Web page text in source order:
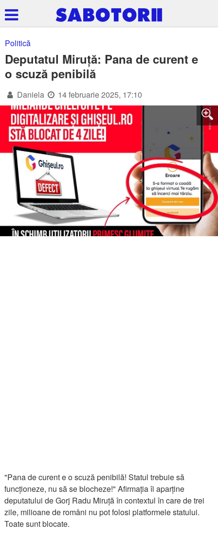
Politică
Deputatul Miruță: Pana de curent e
o scuză penibilă
Daniela 14 februarie 2025, 17:10
"Pana de curent e o scuză penibilă! Statul trebuie să
funcționeze, nu să se blocheze!" Afirmația îi aparține
deputatului de Gorj Radu Miruță în contextul în care de trei
zile, milioane de români nu pot folosi platformele statului.
Toate sunt blocate.